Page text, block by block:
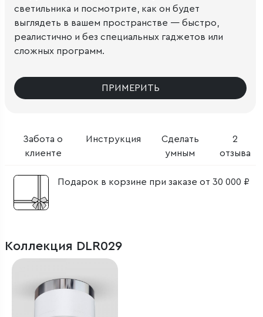
Забота о
клиенте
Инструкция
Сделать
умным
2
отзыва
Подарок в корзине при заказе от 30 000 ₽
светильника и посмотрите, как он будет
выглядеть в вашем пространстве — быстро,
реалистично и без специальных гаджетов или
сложных программ.
ПРИМЕРИТЬ
Коллекция DLR029